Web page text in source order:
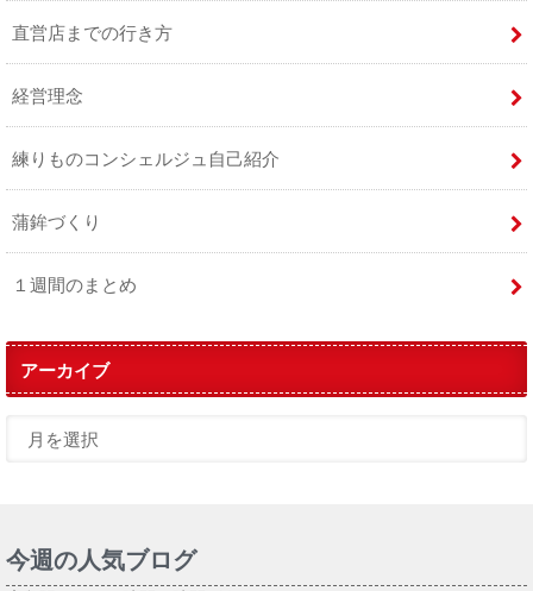
直営店までの行き方
経営理念
練りものコンシェルジュ自己紹介
蒲鉾づくり
１週間のまとめ
アーカイブ
今週の人気ブログ